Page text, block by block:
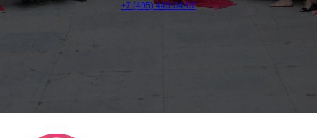
+7 (495) 445-04-07